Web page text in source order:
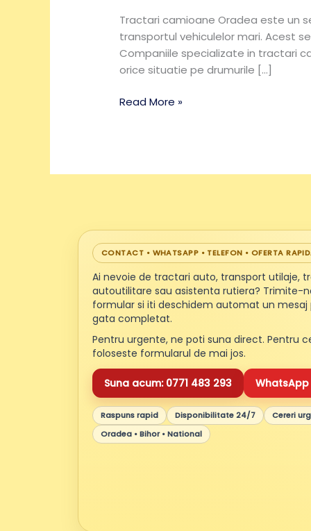
Tractari camioane Oradea este un
transportul vehiculelor mari. Acest
Companiile specializate in tractari
orice situatie pe drumurile […]
Read More »
CONTACT • WHATSAPP • TELEFON • OFERTA
Ai nevoie de tractari auto, transport utilaje,
autoutilitare sau asistenta rutiera? Trimite-
formular si iti deschidem automat un mesaj
gata completat.
Pentru urgente, ne poti suna direct. Pentru
foloseste formularul de mai jos.
Suna acum: 0771 483 293
Raspuns rapid Disponibilitate 24/7
Cereri
Oradea • Bihor • National